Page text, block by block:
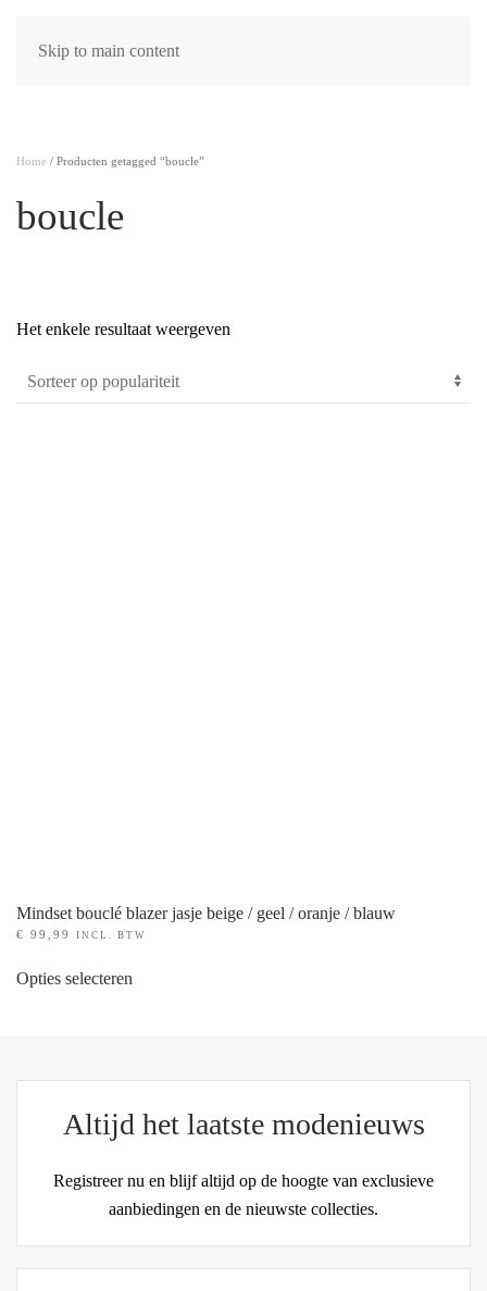
Skip to main content
Home / Producten getagged “boucle”
boucle
PRODUCTCATEGORIEËN
Algemeen(0)
Het enkele resultaat weergeven
Mindset bouclé blazer jasje beige / geel / oranje / blauw
€ 99,99 INCL. BTW
Opties selecterenproduct
optie
gekozen
worden
de
Altijd het laatste modenieuws
Registreer nu en blijf altijd op de hoogte van exclusieve
aanbiedingen en de nieuwste collecties.